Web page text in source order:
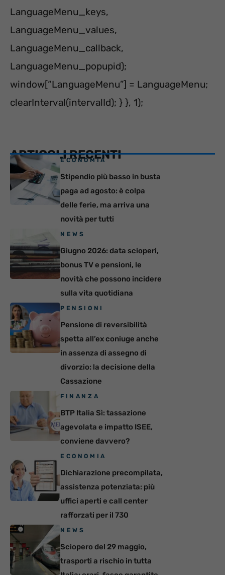
LanguageMenu_keys,
LanguageMenu_values,
LanguageMenu_callback,
LanguageMenu_popupid);
window[“LanguageMenu”] = LanguageMenu;
clearInterval(intervalId); } }, 1);
ARTICOLI RECENTI
ECONOMIA
Stipendio più basso in busta
paga ad agosto: è colpa
delle ferie, ma arriva una
novità per tutti
NEWS
Giugno 2026: data scioperi,
bonus TV e pensioni, le
novità che possono incidere
sulla vita quotidiana
PENSIONI
Pensione di reversibilità
spetta all’ex coniuge anche
in assenza di assegno di
divorzio: la decisione della
Cassazione
FINANZA
BTP Italia Sì: tassazione
agevolata e impatto ISEE,
conviene davvero?
ECONOMIA
Dichiarazione precompilata,
assistenza potenziata: più
uffici aperti e call center
rafforzati per il 730
NEWS
Sciopero del 29 maggio,
trasporti a rischio in tutta